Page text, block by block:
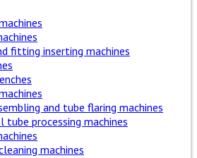
fitting inserting machines
and tube flaring machines
processing machines
machines